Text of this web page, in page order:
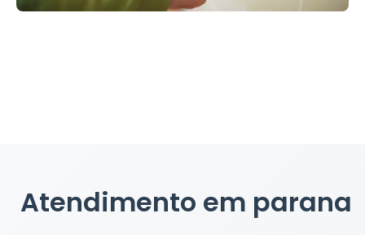
Atendimento em parana